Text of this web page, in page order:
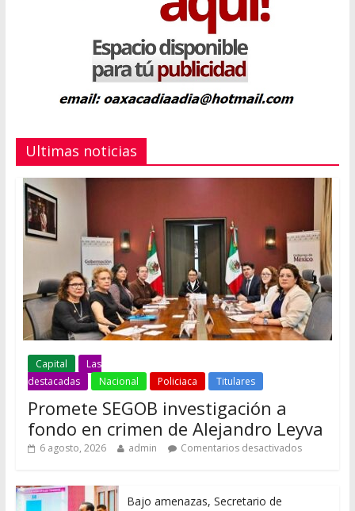
Ultimas noticias
Capital
Las
destacadas
Nacional Policiaca Titulares
Promete SEGOB investigación a
fondo en crimen de Alejandro Leyva
6 agosto, 2026 admin Comentarios desactivados
Bajo amenazas, Secretario de